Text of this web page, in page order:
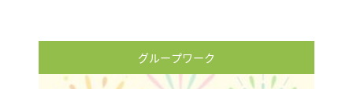
グループワーク